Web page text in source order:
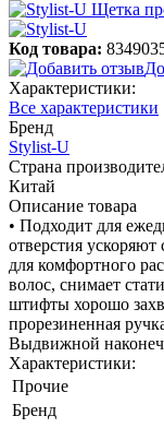
Код товара:
Характеристики:
Все характеристики
Бренд
Stylist-U
Страна
Китай
Описание товара
• Подходит для
отверстия
для комфортного
волос, снимает
штифты хорошо
прорезиненная
Выдвижной
Характеристики:
Прочие
Бренд